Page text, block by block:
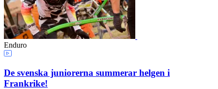
Enduro
De svenska juniorerna summerar helgen i
Frankrike!